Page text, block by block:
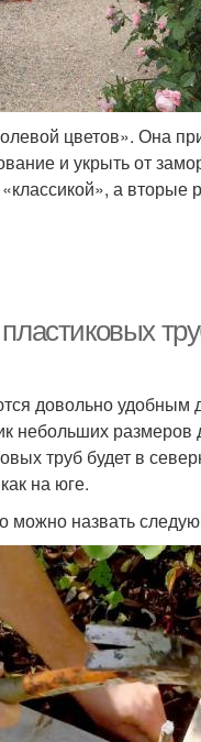
цветов». Она
и укрыть от
а вторые
довольно удобным
небольших
труб будет в
на юге.
можно назвать